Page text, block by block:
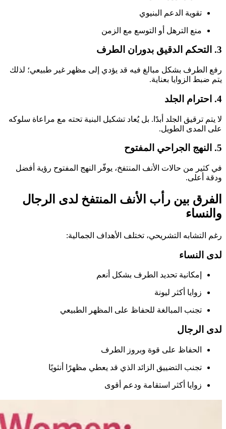
تقوية الدعم البنيوي
منع الترهل أو التوسع مع الزمن
3. التحكم الدقيق بدوران الطرف
رفع الطرف بشكل مبالغ فيه قد يؤدي إلى مظهر غير طبيعي؛ لذلك
يتم ضبط الزوايا بعناية.
4. احترام الجلد
لا يتم ترقيق الجلد أبدًا. بل يُعاد تشكيل البنية تحته مع مراعاة سلوكه
على المدى الطويل.
5. النهج الجراحي المفتوح
في كثير من حالات الأنف المنتفخ، يوفّر النهج المفتوح رؤية أفضل
ودقة أعلى.
الفرق بين رأب الأنف المنتفخ لدى الرجال
والنساء
رغم التشابه التشريحي، تختلف الأهداف الجمالية:
لدى النساء
إمكانية تحديد الطرف بشكل أنعم
زوايا أكثر ليونة
تجنب المبالغة للحفاظ على المظهر الطبيعي
لدى الرجال
الحفاظ على قوة وبروز الطرف
تجنب التضييق الزائد الذي قد يعطي مظهرًا أنثويًا
زوايا أكثر استقامة ودعم أقوى